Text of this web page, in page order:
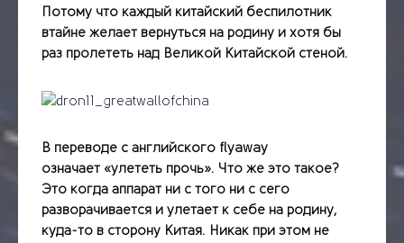
Потому что каждый китайский беспилотник
втайне желает вернуться на родину и хотя бы
раз пролететь над Великой Китайской стеной.
В переводе с английского flyaway
означает «улететь прочь». Что же это такое?
Это когда аппарат ни с того ни с сего
разворачивается и улетает к себе на родину,
куда-то в сторону Китая. Никак при этом не